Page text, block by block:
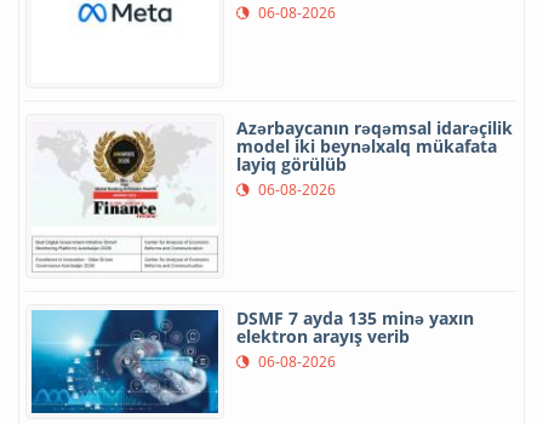
06-08-2026
Azərbaycanın rəqəmsal idarəçilik
model iki beynəlxalq mükafata
layiq görülüb
06-08-2026
DSMF 7 ayda 135 minə yaxın
elektron arayış verib
06-08-2026